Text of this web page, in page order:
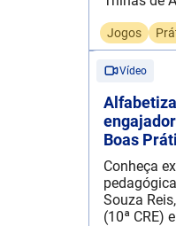
Jogos
Vídeo
Boas
Conheça
Souza
(10ª CRE)